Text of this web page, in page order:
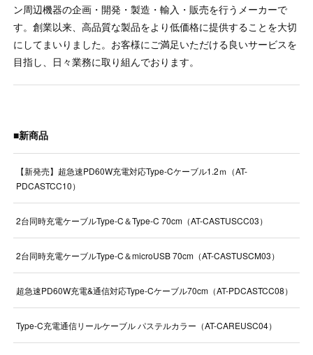
ン周辺機器の企画・開発・製造・輸入・販売を行うメーカーで
す。創業以来、高品質な製品をより低価格に提供することを大切
にしてまいりました。お客様にご満足いただける良いサービスを
目指し、日々業務に取り組んでおります。
■新商品
【新発売】超急速PD60W充電対応Type-Cケーブル1.2ｍ（AT-
PDCASTCC10）
2台同時充電ケーブルType-C＆Type-C 70cm（AT-CASTUSCC03）
2台同時充電ケーブルType-C＆microUSB 70cm（AT-CASTUSCM03）
超急速PD60W充電&通信対応Type-Cケーブル70cm（AT-PDCASTCC08）
Type-C充電通信リールケーブル パステルカラー（AT-CAREUSC04）